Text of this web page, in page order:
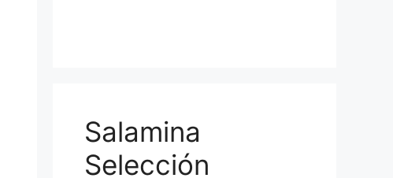
Salamina
Selección